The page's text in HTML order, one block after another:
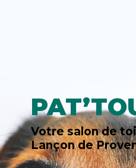
Votre salon de
Lançon de